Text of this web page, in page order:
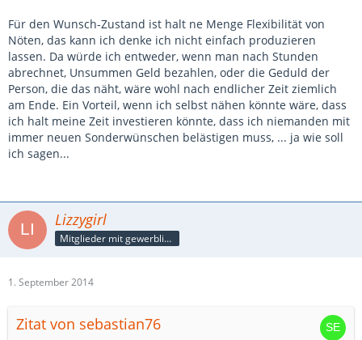
Für den Wunsch-Zustand ist halt ne Menge Flexibilität von
Nöten, das kann ich denke ich nicht einfach produzieren
lassen. Da würde ich entweder, wenn man nach Stunden
abrechnet, Unsummen Geld bezahlen, oder die Geduld der
Person, die das näht, wäre wohl nach endlicher Zeit ziemlich
am Ende. Ein Vorteil, wenn ich selbst nähen könnte wäre, dass
ich halt meine Zeit investieren könnte, dass ich niemanden mit
immer neuen Sonderwünschen belästigen muss, ... ja wie soll
ich sagen...
Lizzygirl
Mitglieder mit gewerblicher Verbindung, auch als Mitarbeiter/in
1. September 2014
Zitat von sebastian76